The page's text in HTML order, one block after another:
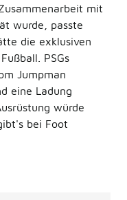
mit
wurde, passte
die exklusiven
PSGs
Jumpman
eine Ladung
würde
bei Foot